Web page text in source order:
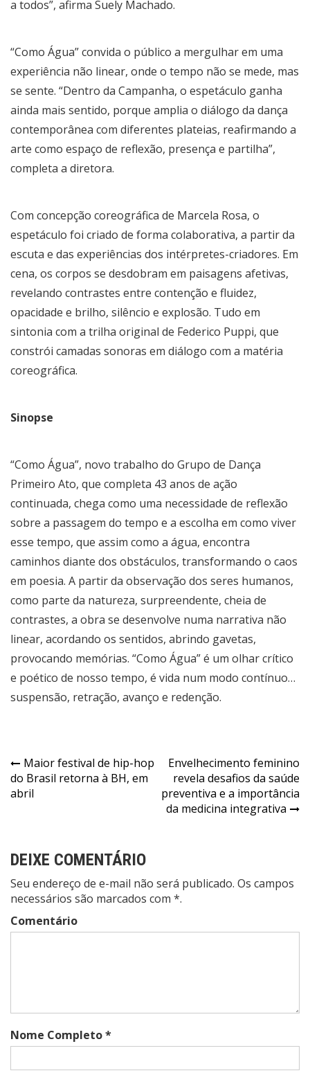
a todos”, afirma Suely Machado.
“Como Água” convida o público a mergulhar em uma
experiência não linear, onde o tempo não se mede, mas
se sente. “Dentro da Campanha, o espetáculo ganha
ainda mais sentido, porque amplia o diálogo da dança
contemporânea com diferentes plateias, reafirmando a
arte como espaço de reflexão, presença e partilha”,
completa a diretora.
Com concepção coreográfica de Marcela Rosa, o
espetáculo foi criado de forma colaborativa, a partir da
escuta e das experiências dos intérpretes-criadores. Em
cena, os corpos se desdobram em paisagens afetivas,
revelando contrastes entre contenção e fluidez,
opacidade e brilho, silêncio e explosão. Tudo em
sintonia com a trilha original de Federico Puppi, que
constrói camadas sonoras em diálogo com a matéria
coreográfica.
Sinopse
“Como Água”, novo trabalho do Grupo de Dança
Primeiro Ato, que completa 43 anos de ação
continuada, chega como uma necessidade de reflexão
sobre a passagem do tempo e a escolha em como viver
esse tempo, que assim como a água, encontra
caminhos diante dos obstáculos, transformando o caos
em poesia. A partir da observação dos seres humanos,
como parte da natureza, surpreendente, cheia de
contrastes, a obra se desenvolve numa narrativa não
linear, acordando os sentidos, abrindo gavetas,
provocando memórias. “Como Água” é um olhar crítico
e poético de nosso tempo, é vida num modo contínuo…
suspensão, retração, avanço e redenção.
Navegação
de
Maior festival de hip-hop
do Brasil retorna à BH, em
abril
Envelhecimento feminino
revela desafios da saúde
preventiva e a importância
da medicina integrativa
DEIXE COMENTÁRIO
Seu endereço de e-mail não será publicado. Os campos
necessários são marcados com *.
Comentário
Nome Completo *